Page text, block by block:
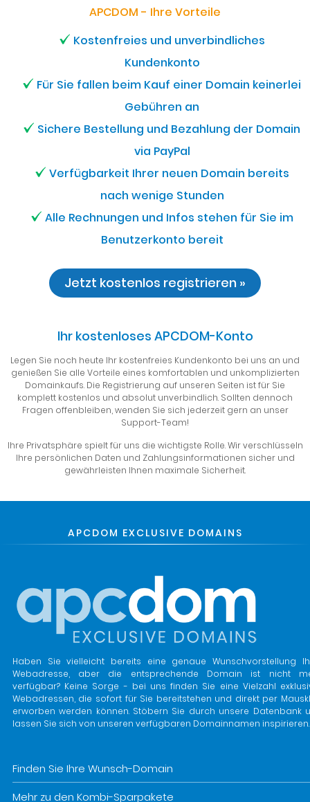
APCDOM - Ihre Vorteile
Kostenfreies und unverbindliches
Kundenkonto
Für Sie fallen beim Kauf einer Domain keinerlei
Gebühren an
Sichere Bestellung und Bezahlung der Domain
via PayPal
Verfügbarkeit Ihrer neuen Domain bereits
nach wenige Stunden
Alle Rechnungen und Infos stehen für Sie im
Benutzerkonto bereit
Jetzt kostenlos registrieren »
Ihr kostenloses APCDOM-Konto
Legen Sie noch heute Ihr kostenfreies Kundenkonto bei uns an und
genießen Sie alle Vorteile eines komfortablen und unkomplizierten
Domainkaufs. Die Registrierung auf unseren Seiten ist für Sie
komplett kostenlos und absolut unverbindlich. Sollten dennoch
Fragen offenbleiben, wenden Sie sich jederzeit gern an unser
Support-Team!
Ihre Privatsphäre spielt für uns die wichtigste Rolle. Wir verschlüsseln
Ihre persönlichen Daten und Zahlungsinformationen sicher und
gewährleisten Ihnen maximale Sicherheit.
APCDOM EXCLUSIVE DOMAINS
Haben Sie vielleicht bereits eine genaue Wunschvorstellung
Webadresse, aber die entsprechende Domain ist nicht
verfügbar? Keine Sorge - bei uns finden Sie eine Vielzahl
Webadressen, die sofort für Sie bereitstehen und direkt per
erworben werden können. Stöbern Sie durch unsere Datenbank
lassen Sie sich von unseren verfügbaren Domainnamen inspirieren.
Finden Sie Ihre Wunsch-Domain
Mehr zu den Kombi-Sparpakete